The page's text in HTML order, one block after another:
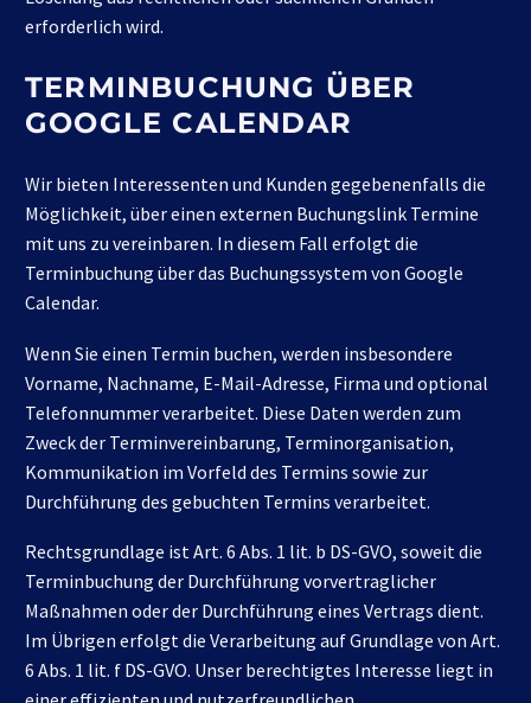
erforderlich wird.
TERMINBUCHUNG ÜBER
GOOGLE CALENDAR
Wir bieten Interessenten und Kunden gegebenenfalls die
Möglichkeit, über einen externen Buchungslink Termine
mit uns zu vereinbaren. In diesem Fall erfolgt die
Terminbuchung über das Buchungssystem von Google
Calendar.
Wenn Sie einen Termin buchen, werden insbesondere
Vorname, Nachname, E-Mail-Adresse, Firma und optional
Telefonnummer verarbeitet. Diese Daten werden zum
Zweck der Terminvereinbarung, Terminorganisation,
Kommunikation im Vorfeld des Termins sowie zur
Durchführung des gebuchten Termins verarbeitet.
Rechtsgrundlage ist Art. 6 Abs. 1 lit. b DS-GVO, soweit die
Terminbuchung der Durchführung vorvertraglicher
Maßnahmen oder der Durchführung eines Vertrags dient.
Im Übrigen erfolgt die Verarbeitung auf Grundlage von Art.
6 Abs. 1 lit. f DS-GVO. Unser berechtigtes Interesse liegt in